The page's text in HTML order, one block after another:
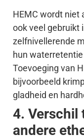
HEMC wordt niet
ook veel gebruikt
zelfnivellerende
hun
Toevoeging van
bijvoorbeeld
gladheid en
4. Verschil
andere